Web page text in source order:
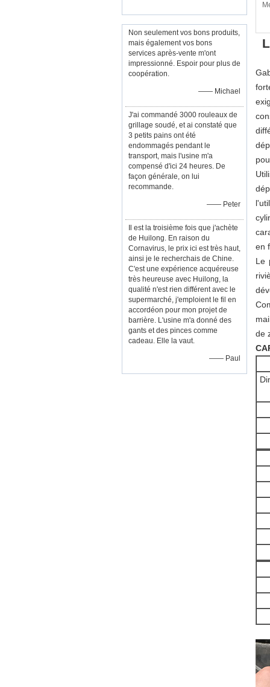
Non seulement vos bons produits,
mais également vos bons
services après-vente m'ont
impressionné. Espoir pour plus de
coopération.
—— Michael
J'ai commandé 3000 rouleaux de
grillage soudé, et ai constaté que
3 petits pains ont été
endommagés pendant le
transport, mais l'usine m'a
compensé d'ici 24 heures. De
façon générale, on lui
recommande.
—— Peter
Il est la troisième fois que j'achète
de Huilong. En raison du
Cornavirus, le prix ici est très haut,
ainsi je le recherchais de Chine.
C'est une expérience acquéreuse
très heureuse avec Huilong, la
qualité n'est rien différent avec le
supermarché, j'emploient le fil en
accordéon pour mon projet de
barrière. L'usine m'a donné des
gants et des pinces comme
cadeau. Elle la vaut.
—— Paul
en
Le
de